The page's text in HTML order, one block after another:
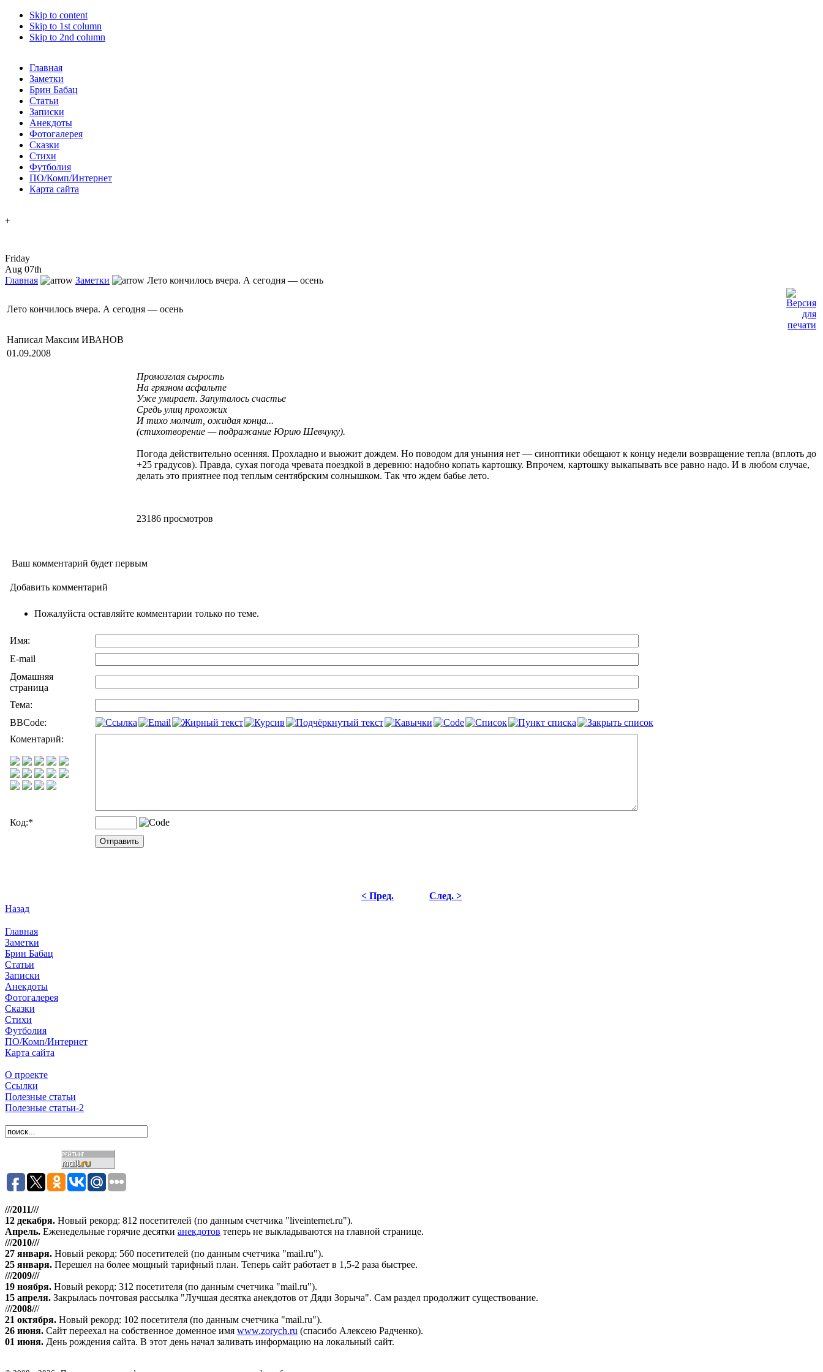
Skip to content
Skip to 1st column
Skip to 2nd column
Главная
Заметки
Брин Бабац
Статьи
Записки
Анекдоты
Фотогалерея
Сказки
Стихи
Футболия
ПО/Комп/Интернет
Карта сайта
+
Friday
Aug 07th
Главная
Заметки Лето кончилось вчера. А сегодня — осень
Лето кончилось вчера. А сегодня — осень
Написал Максим ИВАНОВ
01.09.2008
Промозглая сырость
На грязном асфальте
Уже умирает. Запуталось счастье
Средь улиц прохожих
И тихо молчит, ожидая конца...
(стихотворение — подражание Юрию Шевчуку).
Погода действительно осенняя. Прохладно и вьюжит дождем. Но поводом для уныния нет — синоптики обещают к концу недели возвращение тепла (вплоть до
+25 градусов). Правда, сухая погода чревата поездкой в деревню: надобно копать картошку. Впрочем, картошку выкапывать все равно надо. И в любом случае,
делать это приятнее под теплым сентябрским солнышком. Так что ждем бабье лето.
23186 просмотров
Ваш комментарий будет первым
Добавить комментарий
Пожалуйста оставляйте комментарии только по теме.
Имя:
E-mail
Домашняя
страница
Тема:
BBCode:
Коментарий:
Код:*
< Пред.
След. >
Назад
Главная
Заметки
Брин Бабац
Статьи
Записки
Анекдоты
Фотогалерея
Сказки
Стихи
Футболия
ПО/Комп/Интернет
Карта сайта
О проекте
Ссылки
Полезные статьи
Полезные статьи-2
///2011///
12 декабря. Новый рекорд: 812 посетителей (по данным счетчика "liveinternet.ru").
Апрель. Еженедельные горячие десятки анекдотов теперь не выкладываются на главной странице.
///2010///
27 января. Новый рекорд: 560 посетителей (по данным счетчика "mail.ru").
25 января. Перешел на более мощный тарифный план. Теперь сайт работает в 1,5-2 раза быстрее.
///2009///
19 ноября. Новый рекорд: 312 посетителя (по данным счетчика "mail.ru").
15 апреля. Закрылась почтовая рассылка "Лучшая десятка анекдотов от Дяди Зорыча". Сам раздел продолжит существование.
///2008///
21 октября. Новый рекорд: 102 посетителя (по данным счетчика "mail.ru").
26 июня. Сайт переехал на собственное доменное имя www.zorych.ru (спасибо Алексею Радченко).
01 июня. День рождения сайта. В этот день начал заливать информацию на локальный сайт.